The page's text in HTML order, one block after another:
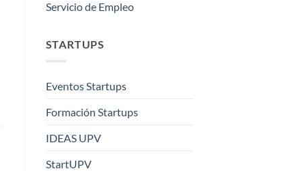
Servicio de Empleo
STARTUPS
Eventos Startups
Formación Startups
IDEAS UPV
StartUPV